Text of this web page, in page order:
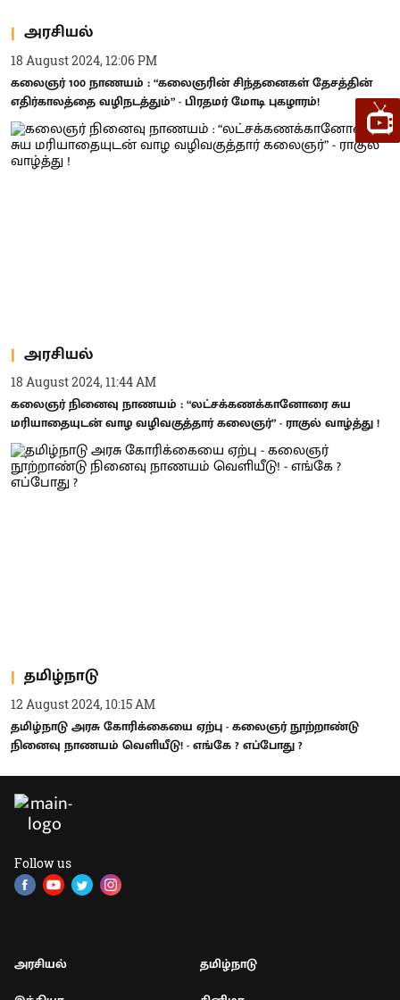
அரசியல்
18 August 2024, 12:06 PM
கலைஞர் 100 நாணயம் : “கலைஞரின் சிந்தனைகள் தேசத்தின்
எதிர்காலத்தை வழிநடத்தும்” - பிரதமர் மோடி புகழாரம்!
அரசியல்
18 August 2024, 11:44 AM
கலைஞர் நினைவு நாணயம் : “லட்சக்கணக்கானோரை சுய
மரியாதையுடன் வாழ வழிவகுத்தார் கலைஞர்” - ராகுல் வாழ்த்து !
தமிழ்நாடு
12 August 2024, 10:15 AM
தமிழ்நாடு அரசு கோரிக்கையை ஏற்பு - கலைஞர் நூற்றாண்டு
நினைவு நாணயம் வெளியீடு! - எங்கே ? எப்போது ?
Follow us
அரசியல்
தமிழ்நாடு